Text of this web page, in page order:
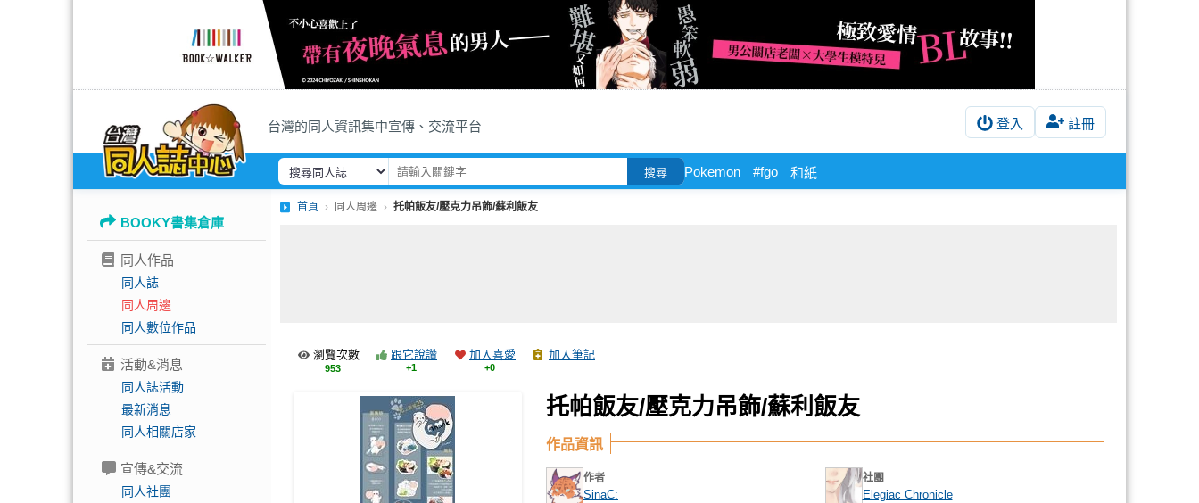
台灣的同人資訊集中宣傳、交流平台 登入 註冊
搜尋 Pokemon #fgo 和紙
BOOKY書集倉庫
同人作品
同人誌
同人周邊
同人數位作品
活動&消息
同人誌活動
最新消息
同人相關店家
宣傳&交流
同人社團
首頁 同人周邊 托帕飯友/壓克力吊飾/蘇利飯友
瀏覽次數
953
跟它說讚
+1
加入喜愛
+0
加入筆記
托帕飯友/壓克力吊飾/蘇利飯友
作品資訊
作者
SinaC:
社團
Elegiac Chronicle